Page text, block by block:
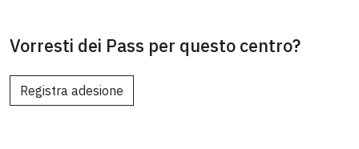
Vorresti dei Pass per questo centro?
Registra adesione